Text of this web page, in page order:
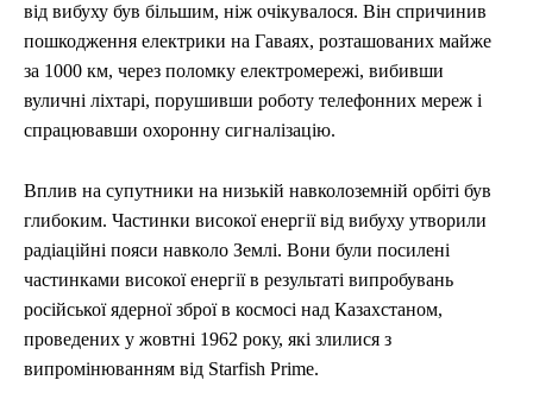
від вибуху був більшим, ніж очікувалося. Він спричинив
пошкодження електрики на Гаваях, розташованих майже
за 1000 км, через поломку електромережі, вибивши
вуличні ліхтарі, порушивши роботу телефонних мереж і
спрацювавши охоронну сигналізацію.
Вплив на супутники на низькій навколоземній орбіті був
глибоким. Частинки високої енергії від вибуху утворили
радіаційні пояси навколо Землі. Вони були посилені
частинками високої енергії в результаті випробувань
російської ядерної зброї в космосі над Казахстаном,
проведених у жовтні 1962 року, які злилися з
випромінюванням від Starfish Prime.